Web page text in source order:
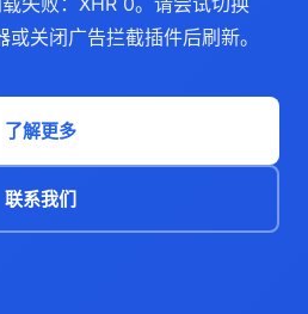
关闭广告拦截插件后刷新。
了解更多
联系我们